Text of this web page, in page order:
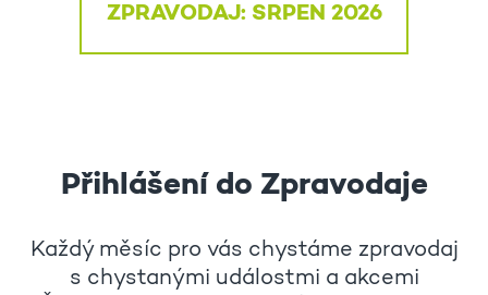
ZPRAVODAJ: SRPEN 2026
Přihlášení do Zpravodaje
Každý měsíc pro vás chystáme zpravodaj
s chystanými událostmi a akcemi